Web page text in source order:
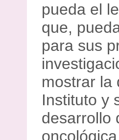
pueda el
que,
para sus
mostrar la
Instituto y
desarrollo